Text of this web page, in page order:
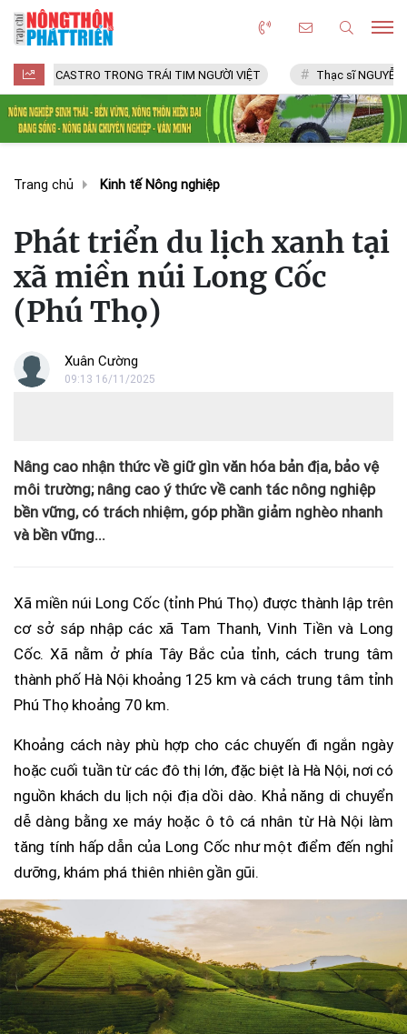
TRONG TRÁI TIM NGƯỜI VIỆT Thạc sĩ NGUYỄN VĂN CHÍ
Trang chủ Kinh tế Nông nghiệp
Phát triển du lịch xanh tại
xã miền núi Long Cốc
(Phú Thọ)
Xuân Cường
09:13 16/11/2025
Nâng cao nhận thức về giữ gìn văn hóa bản địa, bảo vệ
môi trường; nâng cao ý thức về canh tác nông nghiệp
bền vững, có trách nhiệm, góp phần giảm nghèo nhanh
và bền vững...
Xã miền núi Long Cốc (tỉnh Phú Thọ) được thành lập trên
cơ sở sáp nhập các xã Tam Thanh, Vinh Tiền và Long
Cốc. Xã nằm ở phía Tây Bắc của tỉnh, cách trung tâm
thành phố Hà Nội khoảng 125 km và cách trung tâm tỉnh
Phú Thọ khoảng 70 km.
Khoảng cách này phù hợp cho các chuyến đi ngắn ngày
hoặc cuối tuần từ các đô thị lớn, đặc biệt là Hà Nội, nơi có
nguồn khách du lịch nội địa dồi dào. Khả năng di chuyển
dễ dàng bằng xe máy hoặc ô tô cá nhân từ Hà Nội làm
tăng tính hấp dẫn của Long Cốc như một điểm đến nghỉ
dưỡng, khám phá thiên nhiên gần gũi.